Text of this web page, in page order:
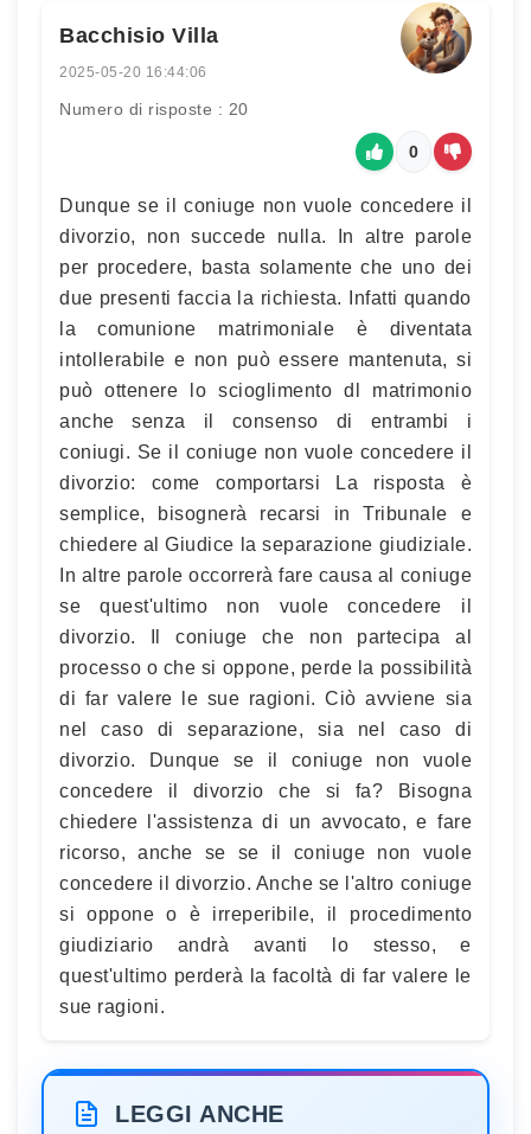
Bacchisio Villa
2025-05-20 16:44:06
Numero di risposte : 20
0
Dunque se il coniuge non vuole concedere il
divorzio, non succede nulla. In altre parole
per procedere, basta solamente che uno dei
due presenti faccia la richiesta. Infatti quando
la comunione matrimoniale è diventata
intollerabile e non può essere mantenuta, si
può ottenere lo scioglimento dl matrimonio
anche senza il consenso di entrambi i
coniugi. Se il coniuge non vuole concedere il
divorzio: come comportarsi La risposta è
semplice, bisognerà recarsi in Tribunale e
chiedere al Giudice la separazione giudiziale.
In altre parole occorrerà fare causa al coniuge
se quest'ultimo non vuole concedere il
divorzio. Il coniuge che non partecipa al
processo o che si oppone, perde la possibilità
di far valere le sue ragioni. Ciò avviene sia
nel caso di separazione, sia nel caso di
divorzio. Dunque se il coniuge non vuole
concedere il divorzio che si fa? Bisogna
chiedere l'assistenza di un avvocato, e fare
ricorso, anche se se il coniuge non vuole
concedere il divorzio. Anche se l'altro coniuge
si oppone o è irreperibile, il procedimento
giudiziario andrà avanti lo stesso, e
quest'ultimo perderà la facoltà di far valere le
sue ragioni.
LEGGI ANCHE